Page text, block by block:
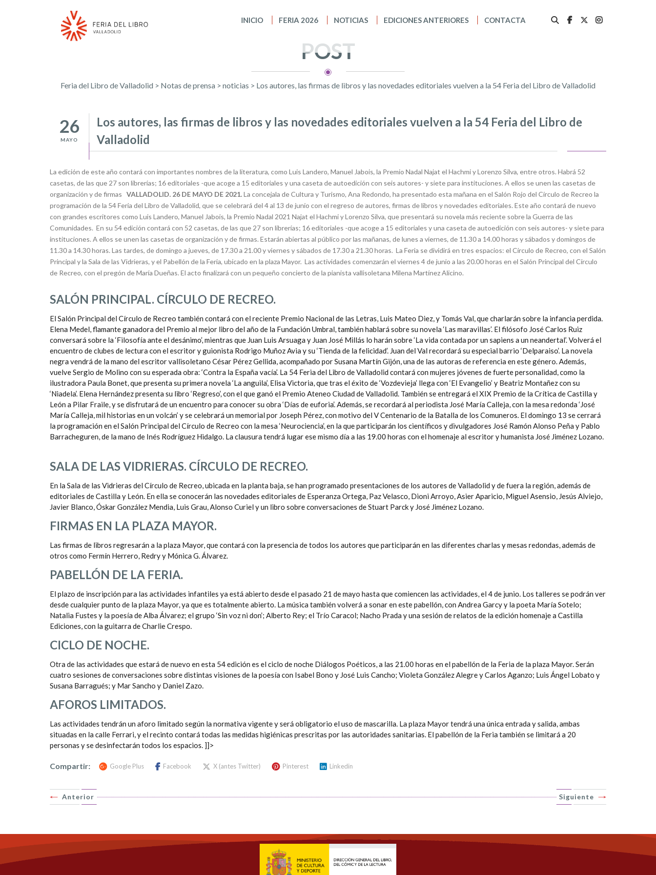
INICIO FERIA 2026 NOTICIAS EDICIONES ANTERIORES CONTACTA
POST
Feria del Libro de Valladolid > Notas de prensa > noticias > Los autores, las firmas de libros y las novedades editoriales vuelven a la 54 Feria del Libro de Valladolid
26
MAYO
Los autores, las firmas de libros y las novedades editoriales vuelven a la 54 Feria del Libro de
Valladolid
La edición de este año contará con importantes nombres de la literatura, como Luis Landero, Manuel Jabois, la Premio Nadal Najat el Hachmi y Lorenzo Silva, entre otros. Habrá 52
casetas, de las que 27 son librerías; 16 editoriales -que acoge a 15 editoriales y una caseta de autoedición con seis autores- y siete para instituciones. A ellos se unen las casetas de
organización y de firmas VALLADOLID. 26 DE MAYO DE 2021.La concejala de Cultura y Turismo, Ana Redondo, ha presentado esta mañana en el Salón Rojo del Círculo de Recreo la
programación de la 54 Feria del Libro de Valladolid, que se celebrará del 4 al 13 de junio con el regreso de autores, firmas de libros y novedades editoriales. Este año contará de nuevo
con grandes escritores como Luis Landero, Manuel Jabois, la Premio Nadal 2021 Najat el Hachmi y Lorenzo Silva, que presentará su novela más reciente sobre la Guerra de las
Comunidades. En su 54 edición contará con 52 casetas, de las que 27 son librerías; 16 editoriales -que acoge a 15 editoriales y una caseta de autoedición con seis autores- y siete para
instituciones. A ellos se unen las casetas de organización y de firmas. Estarán abiertas al público por las mañanas, de lunes a viernes, de 11.30 a 14.00 horas y sábados y domingos de
11.30 a 14.30 horas. Las tardes, de domingo a jueves, de 17.30 a 21.00 y viernes y sábados de 17.30 a 21.30 horas. La Feria se dividirá en tres espacios: el Círculo de Recreo, con el Salón
Principal y la Sala de las Vidrieras, y el Pabellón de la Feria, ubicado en la plaza Mayor. Las actividades comenzarán el viernes 4 de junio a las 20.00 horas en el Salón Principal del Círculo
de Recreo, con el pregón de María Dueñas. El acto finalizará con un pequeño concierto de la pianista vallisoletana Milena Martínez Alicino.
SALÓN PRINCIPAL. CÍRCULO DE RECREO.
El Salón Principal del Círculo de Recreo también contará con el reciente Premio Nacional de las Letras, Luis Mateo Diez, y Tomás Val, que charlarán sobre la infancia perdida.
Elena Medel, flamante ganadora del Premio al mejor libro del año de la Fundación Umbral, también hablará sobre su novela ‘Las maravillas’. El filósofo José Carlos Ruiz
conversará sobre la ‘Filosofía ante el desánimo’, mientras que Juan Luis Arsuaga y Juan José Millás lo harán sobre ‘La vida contada por un sapiens a un neandertal’. Volverá el
encuentro de clubes de lectura con el escritor y guionista Rodrigo Muñoz Avia y su ‘Tienda de la felicidad’. Juan del Val recordará su especial barrio ‘Delparaiso’. La novela
negra vendrá de la mano del escritor vallisoletano César Pérez Gellida, acompañado por Susana Martín Gijón, una de las autoras de referencia en este género. Además,
vuelve Sergio de Molino con su esperada obra: ‘Contra la España vacía’. La 54 Feria del Libro de Valladolid contará con mujeres jóvenes de fuerte personalidad, como la
ilustradora Paula Bonet, que presenta su primera novela ‘La anguila’, Elisa Victoria, que tras el éxito de ‘Vozdevieja’ llega con ‘El Evangelio’ y Beatriz Montañez con su
‘Niadela’. Elena Hernández presenta su libro ‘Regreso’, con el que ganó el Premio Ateneo Ciudad de Valladolid. También se entregará el XIX Premio de la Crítica de Castilla y
León a Pilar Fraile, y se disfrutará de un encuentro para conocer su obra ‘Días de euforia’. Además, se recordará al periodista José María Calleja, con la mesa redonda ‘José
María Calleja, mil historias en un volcán’ y se celebrará un memorial por Joseph Pérez, con motivo del V Centenario de la Batalla de los Comuneros. El domingo 13 se cerrará
la programación en el Salón Principal del Círculo de Recreo con la mesa ‘Neurociencia’, en la que participarán los científicos y divulgadores José Ramón Alonso Peña y Pablo
Barracheguren, de la mano de Inés Rodríguez Hidalgo. La clausura tendrá lugar ese mismo día a las 19.00 horas con el homenaje al escritor y humanista José Jiménez Lozano.
SALA DE LAS VIDRIERAS. CÍRCULO DE RECREO.
En la Sala de las Vidrieras del Círculo de Recreo, ubicada en la planta baja, se han programado presentaciones de los autores de Valladolid y de fuera la región, además de
editoriales de Castilla y León. En ella se conocerán las novedades editoriales de Esperanza Ortega, Paz Velasco, Dioni Arroyo, Asier Aparicio, Miguel Asensio, Jesús Alviejo,
Javier Blanco, Óskar González Mendia, Luis Grau, Alonso Curiel y un libro sobre conversaciones de Stuart Parck y José Jiménez Lozano.
FIRMAS EN LA PLAZA MAYOR.
Las firmas de libros regresarán a la plaza Mayor, que contará con la presencia de todos los autores que participarán en las diferentes charlas y mesas redondas, además de
otros como Fermín Herrero, Redry y Mónica G. Álvarez.
PABELLÓN DE LA FERIA.
El plazo de inscripción para las actividades infantiles ya está abierto desde el pasado 21 de mayo hasta que comiencen las actividades, el 4 de junio. Los talleres se podrán ver
desde cualquier punto de la plaza Mayor, ya que es totalmente abierto. La música también volverá a sonar en este pabellón, con Andrea Garcy y la poeta María Sotelo;
Natalia Fustes y la poesía de Alba Álvarez; el grupo ‘Sin voz ni don’; Alberto Rey; el Trío Caracol; Nacho Prada y una sesión de relatos de la edición homenaje a Castilla
Ediciones, con la guitarra de Charlie Crespo.
CICLO DE NOCHE.
Otra de las actividades que estará de nuevo en esta 54 edición es el ciclo de noche Diálogos Poéticos, a las 21.00 horas en el pabellón de la Feria de la plaza Mayor. Serán
cuatro sesiones de conversaciones sobre distintas visiones de la poesía con Isabel Bono y José Luis Cancho; Violeta González Alegre y Carlos Aganzo; Luis Ángel Lobato y
Susana Barragués; y Mar Sancho y Daniel Zazo.
AFOROS LIMITADOS.
Las actividades tendrán un aforo limitado según la normativa vigente y será obligatorio el uso de mascarilla. La plaza Mayor tendrá una única entrada y salida, ambas
situadas en la calle Ferrari, y el recinto contará todas las medidas higiénicas prescritas por las autoridades sanitarias. El pabellón de la Feria también se limitará a 20
personas y se desinfectarán todos los espacios. ]]>
Compartir: Google Plus Facebook X (antes Twitter) Pinterest Linkedin
Siguiente
Anterior